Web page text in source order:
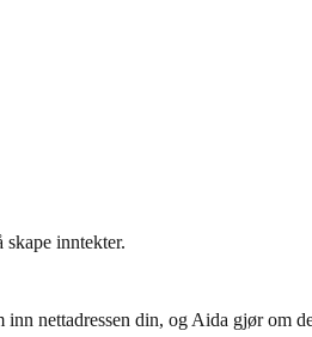
inntekter.
nettadressen din, og Aida gjør om